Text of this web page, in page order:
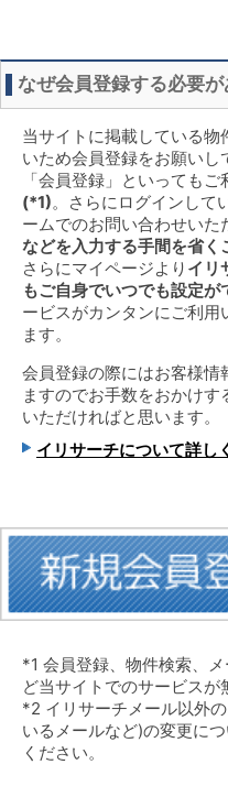
なぜ会員登録する必要
当サイトに掲載している
いため会員登録をお願いし
「会員登録」といってもご
(*1)。さらにログインして
ームでのお問い合わせいた
などを入力する手間を省く
さらにマイページより イリ
もご自身でいつでも設定が
ービスがカンタンにご利用
ます。
会員登録の際にはお客様情
ますのでお手数をおかけ
いただければと思います。
イリサーチについて詳し
*1 会員登録、物件検索、
ど当サイトでのサービスが
*2 イリサーチメール以外
いるメールなど)の変更に
ください。